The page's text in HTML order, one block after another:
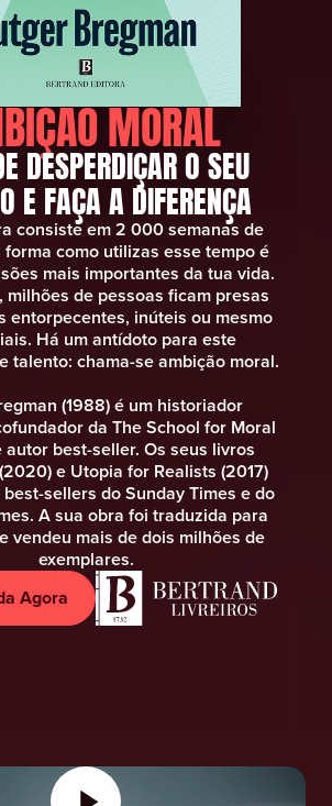
MORAL
DESPERDIÇAR O SEU
E FAÇA A DIFERENÇA
consiste em 2 000 semanas de
como utilizas esse tempo é
mais importantes da tua vida.
milhões de pessoas ficam presas
entorpecentes, inúteis ou mesmo
Há um antídoto para este
talento: chama-se ambição moral.
(1988) é um historiador
da The School for Moral
best-seller. Os seus livros
e Utopia for Realists (2017)
sellers do Sunday Times e do
A sua obra foi traduzida para
vendeu mais de dois milhões de
exemplares.
Agora